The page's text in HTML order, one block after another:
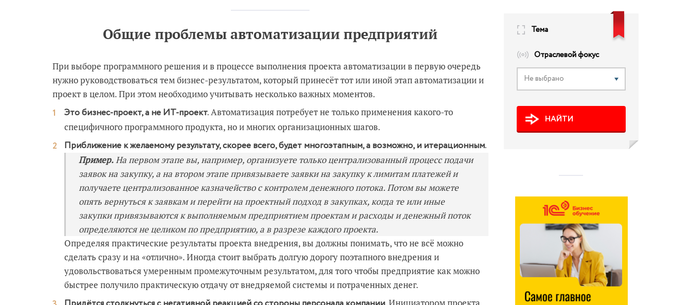
Общие проблемы автоматизации предприятий
При выборе программного решения и в процессе выполнения проекта автоматизации в первую очередь
нужно руководствоваться тем бизнес-результатом, который принесёт тот или иной этап автоматизации и
проект в целом. При этом необходимо учитывать несколько важных моментов.
Это бизнес-проект, а не ИТ-проект.Автоматизация потребует не только применения какого-то
специфичного программного продукта, но и многих организационных шагов.
Приближение к желаемому результату, скорее всего, будет многоэтапным, а возможно, и итерационным.
Пример.На первом этапе вы, например, организуете только централизованный процесс подачи
заявок на закупку, а на втором этапе привязываете заявки на закупку к лимитам платежей и
получаете централизованное казначейство с контролем денежного потока. Потом вы можете
опять вернуться к заявкам и перейти на проектный подход в закупках, когда те или иные
закупки привязываются к выполняемым предприятием проектам и расходы и денежный поток
определяются не целиком по предприятию, а в разрезе каждого проекта.
Определяя практические результаты проекта внедрения, вы должны понимать, что не всё можно
сделать сразу и на «отлично». Иногда стоит выбрать долгую дорогу поэтапного внедрения и
удовольствоваться умеренным промежуточным результатом, для того чтобы предприятие как можно
быстрее получило практическую отдачу от внедряемой системы и потраченных денег.
Тема
Отраслевой фокус
Не выбрано
НАЙТИ